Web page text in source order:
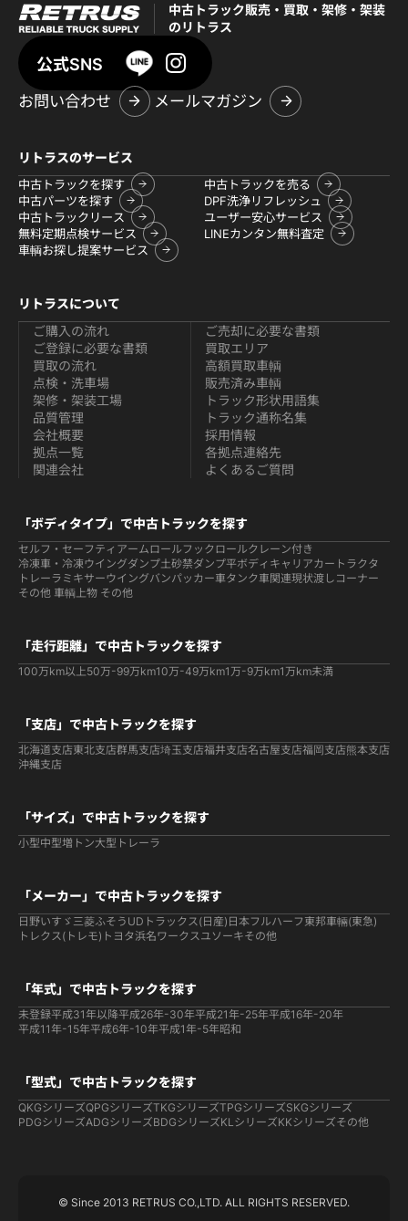
中古トラック販売・買取・架修・架装
のリトラス
公式SNS
お問い合わせ
メールマガジン
リトラスのサービス
中古トラックを探す
中古トラックを売る
中古パーツを探す
DPF洗浄リフレッシュ
中古トラックリース
ユーザー安心サービス
無料定期点検サービス
LINEカンタン無料査定
車輌お探し提案サービス
リトラスについて
ご購入の流れ
ご登録に必要な書類
買取の流れ
ご売却に必要な書類
買取エリア
高額買取車輌
点検・洗車場
架修・架装工場
品質管理
販売済み車輌
トラック形状用語集
トラック通称名集
会社概要
拠点一覧
関連会社
採用情報
各拠点連絡先
よくあるご質問
「ボディタイプ」で中古トラックを探す
セルフ・セーフティ アームロールフックロールクレーン付き
冷凍車・冷凍ウイングダンプ土砂禁ダンプ平ボディ キャリアカー トラクタ
トレーラ ミキサーウイングバンパッカー車タンク車関連現状渡しコーナー
その他 車輌上物 その他
「走行距離」で中古トラックを探す
100万km以上50万-99万km10万-49万km1万-9万km1万km未満
「支店」で中古トラックを探す
北海道支店東北支店群馬支店埼玉支店福井支店名古屋支店福岡支店熊本支店
沖縄支店
「サイズ」で中古トラックを探す
小型中型増トン大型 トレーラ
「メーカー」で中古トラックを探す
日野いすゞ 三菱ふそう UDトラックス(日産) 日本フルハーフ 東邦車輛(東急)
トレクス(トレモ) トヨタ浜名ワークスユソーキその他
「年式」で中古トラックを探す
未登録平成31年以降平成26年-30年平成21年-25年平成16年-20年
平成11年-15年平成6年-10年平成1年-5年昭和
「型式」で中古トラックを探す
QKGシリーズQPGシリーズTKGシリーズTPGシリーズSKGシリーズ
PDGシリーズADGシリーズBDGシリーズKLシリーズKKシリーズその他
© Since 2013 RETRUS CO.,LTD. ALL RIGHTS RESERVED.